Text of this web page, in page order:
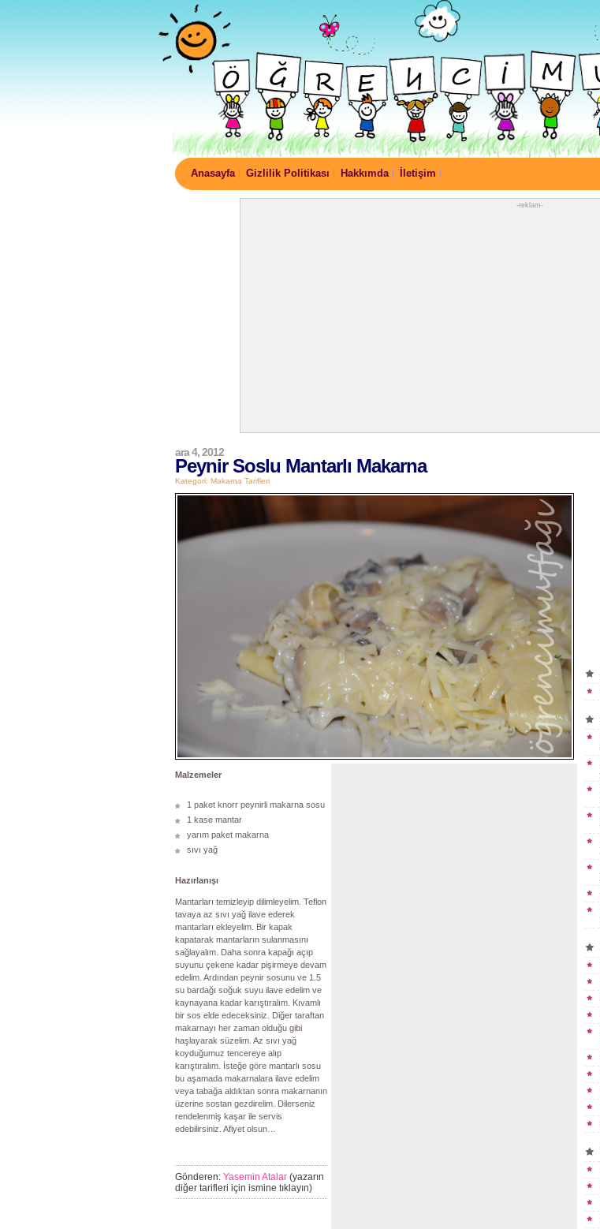
Anasayfa Gizlilik Politikası Hakkımda İletişim
-reklam-
Peynir Soslu Mantarlı Makarna
ara 4, 2012
Kategori: Makarna Tarifleri
Malzemeler
1 paket knorr peynirli makarna sosu
1 kase mantar
yarım paket makarna
sıvı yağ
Hazırlanışı
Mantarları temizleyip dilimleyelim. Teflon
tavaya az sıvı yağ ilave ederek
mantarları ekleyelim. Bir kapak
kapatarak mantarların sulanmasını
sağlayalım. Daha sonra kapağı açıp
suyunu çekene kadar pişirmeye devam
edelim. Ardından peynir sosunu ve 1.5
su bardağı soğuk suyu ilave edelim ve
kaynayana kadar karıştıralım. Kıvamlı
bir sos elde edeceksiniz. Diğer taraftan
makarnayı her zaman olduğu gibi
haşlayarak süzelim. Az sıvı yağ
koyduğumuz tencereye alıp
karıştıralım. İsteğe göre mantarlı sosu
bu aşamada makarnalara ilave edelim
veya tabağa aldıktan sonra makarnanın
üzerine sostan gezdirelim. Dilerseniz
rendelenmiş kaşar ile servis
edebilirsiniz. Afiyet olsun…
Gönderen: Yasemin Atalar (yazarın
diğer tarifleri için ismine tıklayın)